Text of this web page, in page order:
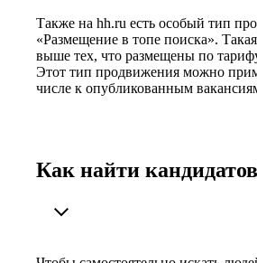
Также на hh.ru есть особый тип
«Размещение в топе поиска».
выше тех, что размещены по
Этот тип продвижения можно
числе к опубликованным
Как найти